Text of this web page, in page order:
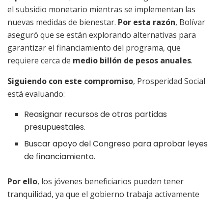
el subsidio monetario mientras se implementan las
nuevas medidas de bienestar. Por esta razón, Bolívar
aseguró que se están explorando alternativas para
garantizar el financiamiento del programa, que
requiere cerca de medio billón de pesos anuales.
Siguiendo con este compromiso, Prosperidad Social
está evaluando:
Reasignar recursos de otras partidas
presupuestales.
Buscar apoyo del Congreso para aprobar leyes
de financiamiento.
Por ello, los jóvenes beneficiarios pueden tener
tranquilidad, ya que el gobierno trabaja activamente